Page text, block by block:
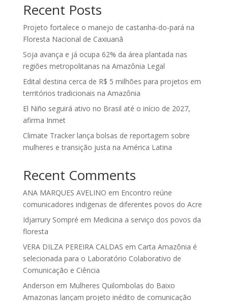
Recent Posts
Projeto fortalece o manejo de castanha-do-pará na
Floresta Nacional de Caxiuanã
Soja avança e já ocupa 62% da área plantada nas
regiões metropolitanas na Amazônia Legal
Edital destina cerca de R$ 5 milhões para projetos em
territórios tradicionais na Amazônia
El Niño seguirá ativo no Brasil até o início de 2027,
afirma Inmet
Climate Tracker lança bolsas de reportagem sobre
mulheres e transição justa na América Latina
Recent Comments
ANA MARQUES AVELINO em Encontro reúne
comunicadores indigenas de diferentes povos do Acre
Idjarrury Sompré em Medicina a serviço dos povos da
floresta
VERA DILZA PEREIRA CALDAS em Carta Amazônia é
selecionada para o Laboratório Colaborativo de
Comunicação e Ciência
Anderson em Mulheres Quilombolas do Baixo
Amazonas lançam projeto inédito de comunicação